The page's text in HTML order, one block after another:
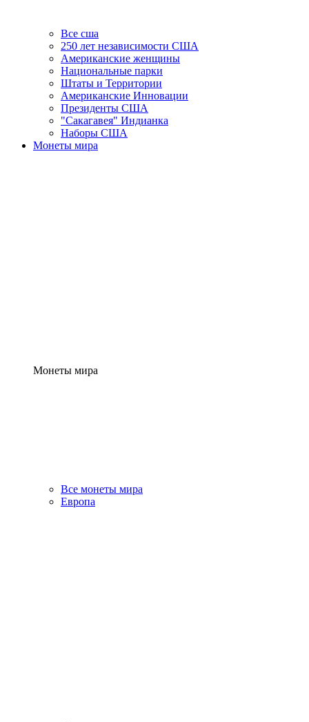
Все сша
250 лет независимости США
Американские женщины
Национальные парки
Штаты и Территории
Американские Инновации
Президенты США
"Сакагавея" Индианка
Наборы США
Монеты мира
Монеты мира
Все монеты мира
Европа